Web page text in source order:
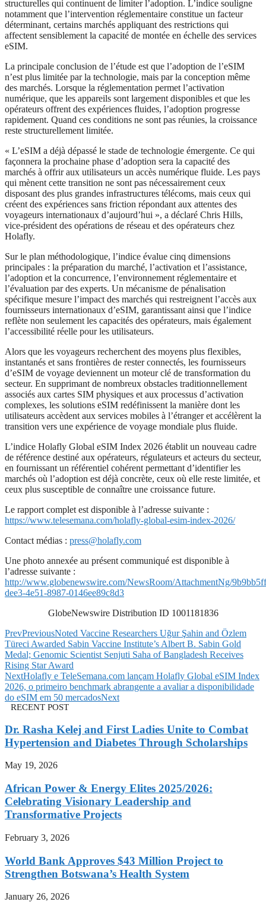
structurelles qui continuent de limiter l’adoption. L’indice souligne
notamment que l’intervention réglementaire constitue un facteur
déterminant, certains marchés appliquant des restrictions qui
affectent sensiblement la capacité de montée en échelle des services
eSIM.
La principale conclusion de l’étude est que l’adoption de l’eSIM
n’est plus limitée par la technologie, mais par la conception même
des marchés. Lorsque la réglementation permet l’activation
numérique, que les appareils sont largement disponibles et que les
opérateurs offrent des expériences fluides, l’adoption progresse
rapidement. Quand ces conditions ne sont pas réunies, la croissance
reste structurellement limitée.
« L’eSIM a déjà dépassé le stade de technologie émergente. Ce qui
façonnera la prochaine phase d’adoption sera la capacité des
marchés à offrir aux utilisateurs un accès numérique fluide. Les pays
qui mènent cette transition ne sont pas nécessairement ceux
disposant des plus grandes infrastructures télécoms, mais ceux qui
créent des expériences sans friction répondant aux attentes des
voyageurs internationaux d’aujourd’hui », a déclaré Chris Hills,
vice-président des opérations de réseau et des opérateurs chez
Holafly.
Sur le plan méthodologique, l’indice évalue cinq dimensions
principales : la préparation du marché, l’activation et l’assistance,
l’adoption et la concurrence, l’environnement réglementaire et
l’évaluation par des experts. Un mécanisme de pénalisation
spécifique mesure l’impact des marchés qui restreignent l’accès aux
fournisseurs internationaux d’eSIM, garantissant ainsi que l’indice
reflète non seulement les capacités des opérateurs, mais également
l’accessibilité réelle pour les utilisateurs.
Alors que les voyageurs recherchent des moyens plus flexibles,
instantanés et sans frontières de rester connectés, les fournisseurs
d’eSIM de voyage deviennent un moteur clé de transformation du
secteur. En supprimant de nombreux obstacles traditionnellement
associés aux cartes SIM physiques et aux processus d’activation
complexes, les solutions eSIM redéfinissent la manière dont les
utilisateurs accèdent aux services mobiles à l’étranger et accélèrent la
transition vers une expérience de voyage mondiale plus fluide.
L’indice Holafly Global eSIM Index 2026 établit un nouveau cadre
de référence destiné aux opérateurs, régulateurs et acteurs du secteur,
en fournissant un référentiel cohérent permettant d’identifier les
marchés où l’adoption est déjà concrète, ceux où elle reste limitée, et
ceux plus susceptible de connaître une croissance future.
Le rapport complet est disponible à l’adresse suivante :
https://www.telesemana.com/holafly-global-esim-index-2026/
Contact médias : press@holafly.com
Une photo annexée au présent communiqué est disponible à
l’adresse suivante :
http://www.globenewswire.com/NewsRoom/AttachmentNg/
dee3-4e51-8987-0146ee89c8d3
GlobeNewswire Distribution ID 1001181836
PrevPreviousNoted Vaccine Researchers Uğur Şahin and Özlem
Türeci Awarded Sabin Vaccine Institute’s Albert B. Sabin Gold
Medal; Genomic Scientist Senjuti Saha of Bangladesh Receives
Rising Star Award
NextHolafly e TeleSemana.com lançam Holafly Global eSIM Index
2026, o primeiro benchmark abrangente a avaliar a disponibilidade
do eSIM em 50 mercadosNext
RECENT POST
Dr. Rasha Kelej and First Ladies Unite to Combat
Hypertension and Diabetes Through Scholarships
May 19, 2026
African Power & Energy Elites 2025/2026:
Celebrating Visionary Leadership and
Transformative Projects
February 3, 2026
World Bank Approves $43 Million Project to
Strengthen Botswana’s Health System
January 26, 2026